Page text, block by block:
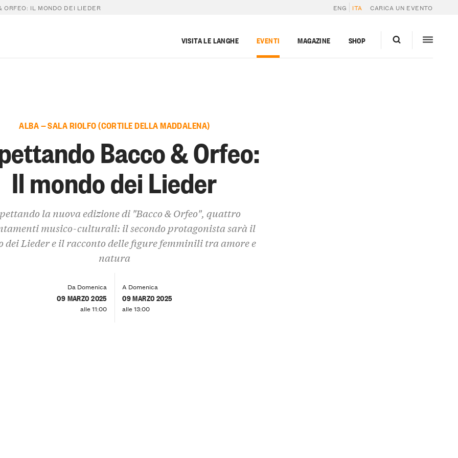
ORFEO: IL MONDO DEI LIEDER ENG ITA CARICA UN EVENTO
VISITA LE LANGHE EVENTI MAGAZINE SHOP
ALBA — SALA RIOLFO (CORTILE DELLA MADDALENA)
Bacco & Orfeo:
Il mondo dei Lieder
la nuova edizione di "Bacco & Orfeo", quattro
musico-culturali: il secondo protagonista sarà il
dei Lieder e il racconto delle figure femminili tra amore e
natura
Da Domenica
09 MARZO 2025
alle 11:00
A Domenica
09 MARZO 2025
alle 13:00